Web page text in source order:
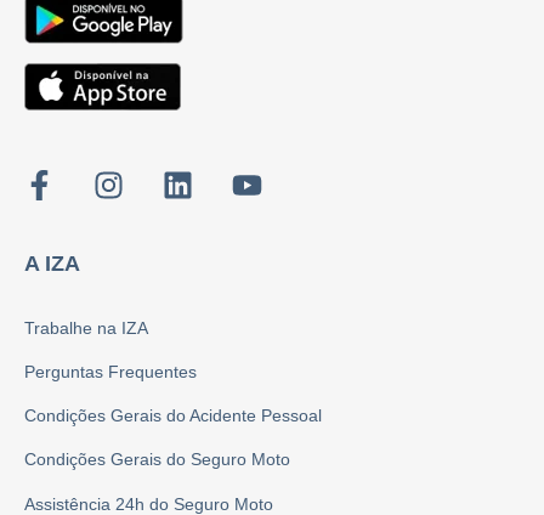
A IZA
Trabalhe na IZA
Perguntas Frequentes
Condições Gerais do Acidente Pessoal
Condições Gerais do Seguro Moto
Assistência 24h do Seguro Moto